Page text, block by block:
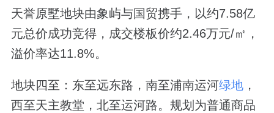
天誉原墅地块由象屿与国贸携手，以约7.58亿
元总价成功竞得，成交楼板价约2.46万元/㎡，
溢价率达11.8%。
地块四至：东至远东路，南至浦南运河绿地，
西至天主教堂，北至运河路。规划为普通商品